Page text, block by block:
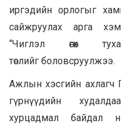
иргэдийн орлогыг
сайжруулах арга
“Чиглэл өгөх
төслийг боловсруулжээ.
Ажлын хэсгийн ахлагч
гүрнүүдийн
хурцадмал байдал